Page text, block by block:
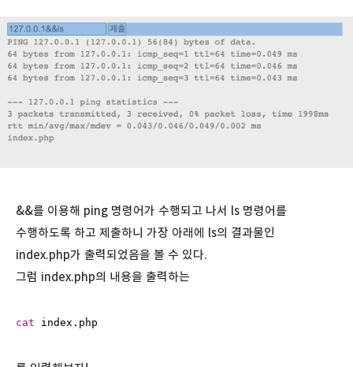
&&를 이용해 ping 명령어가 수행되고 나서 ls 명령어를
수행하도록 하고 제출하니 가장 아래에 ls의 결과물인
index.php가 출력되었음을 볼 수 있다.
그럼 index.php의 내용을 출력하는
cat index.php